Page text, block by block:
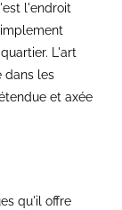
l'endroit
L'art
dans les
et axée
qu'il offre